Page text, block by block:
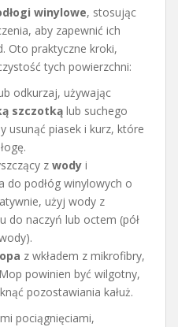
winylowe, stosując
aby zapewnić ich
Oto praktyczne kroki,
tych powierzchni:
odkurzaj, używając
szczotką lub suchego
usunąć piasek i kurz, które
z wody i
do podłóg winylowych o
użyj wody z
do naczyń lub octem (pół
z wkładem z mikrofibry,
powinien być wilgotny,
pozostawiania kałuż.
pociągnięciami,